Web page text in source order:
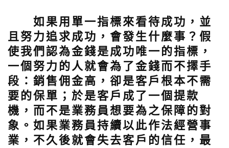
如果用單一指標來看待成功，並
且努力追求成功，會發生什麼事？假
使我們認為金錢是成功唯一的指標，
一個努力的人就會為了金錢而不擇手
段：銷售佣金高，卻是客戶根本不需
要的保單；於是客戶成了一個提款
機，而不是業務員想要為之保障的對
象。如果業務員持續以此作法經營事
業，不久後就會失去客戶的信任，最